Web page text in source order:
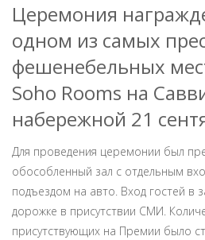
Церемония
одном из самых
фешенебельных
Soho Rooms на
набережной 21
Для проведения церемонии был
обособленный зал с отдельным
подъездом на авто. Вход гостей в
дорожке в присутствии СМИ.
присутствующих на Премии было